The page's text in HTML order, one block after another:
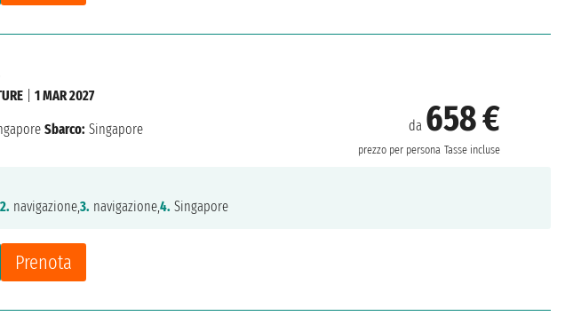
da 658 €
prezzo per persona Tasse incluse
Prenota
|1 MAR 2027
Sbarco: Singapore
2. navigazione,3. navigazione,4. Singapore